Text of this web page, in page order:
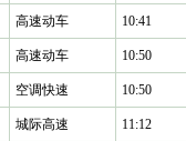
高速动车 10:41
高速动车 10:50
空调快速 10:50
城际高速 11:12